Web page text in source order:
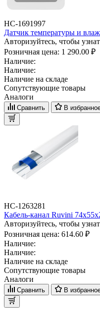
НС-1691997
Датчик температуры и
Авторизуйтесь, чтобы
Розничная цена: 1 290.00 ₽
Наличие:
Наличие:
Наличие на складе
Сопутствующие товары
Аналоги
Сравнить В
НС-1263281
Кабель-канал Ruvini
Авторизуйтесь, чтобы
Розничная цена: 614.60 ₽
Наличие:
Наличие:
Наличие на складе
Сопутствующие товары
Аналоги
Сравнить В